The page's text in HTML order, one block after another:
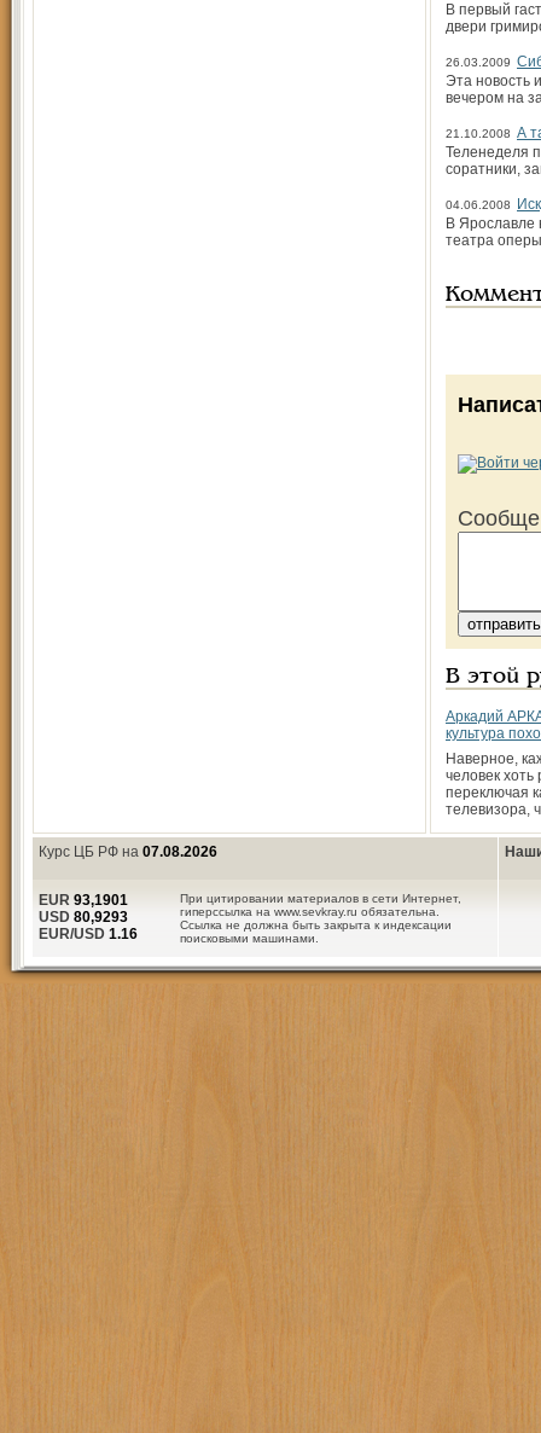
В первый
двери
26.03.2009
Эта новость
вечером на
21.10.2008 А
Теленеделя
соратники,
04.06.2008
В Ярославле
театра
В этой
Аркадий
культура
Наверное,
человек хоть
переключая
телевизора,
Курс ЦБ РФ на 07.08.2026
При цитировании материалов в сети Интернет,
гиперссылка на www.sevkray.ru обязательна.
Ссылка не должна быть закрыта к индексации
поисковыми машинами.
EUR 93,1901
USD 80,9293
EUR/USD 1.16